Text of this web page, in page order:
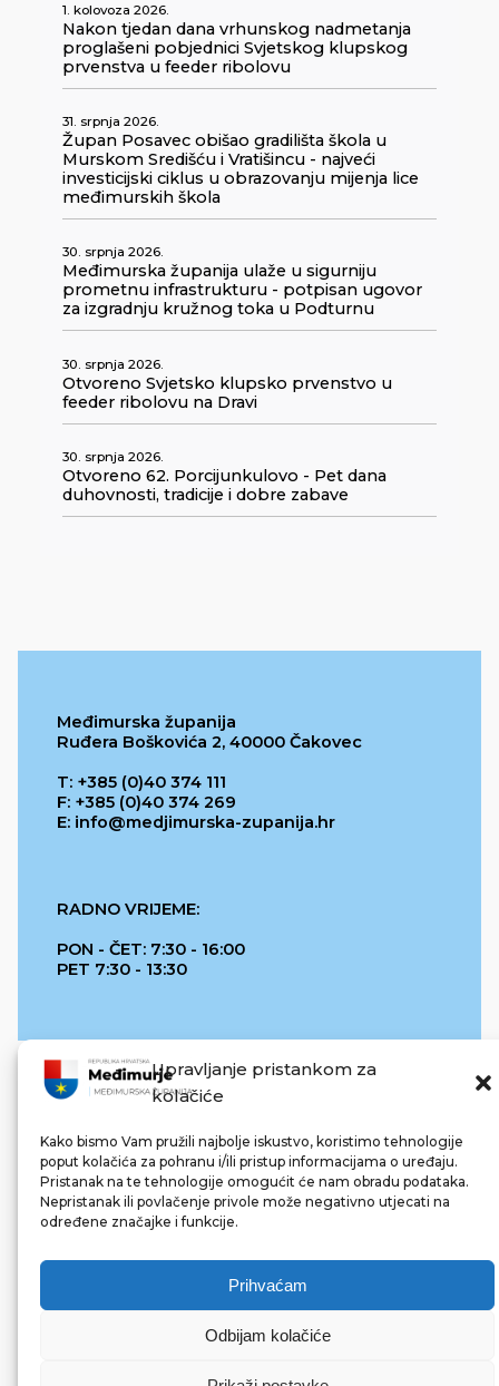
Upravljanje pristankom za
kolačiće
Kako bismo Vam pružili najbolje iskustvo, koristimo tehnologije
poput kolačića za pohranu i/ili pristup informacijama o uređaju.
Pristanak na te tehnologije omogućit će nam obradu podataka.
Nepristanak ili povlačenje privole može negativno utjecati na
određene značajke i funkcije.
Prihvaćam
Odbijam kolačiće
1. kolovoza 2026.
Nakon tjedan dana vrhunskog nadmetanja
proglašeni pobjednici Svjetskog klupskog
prvenstva u feeder ribolovu
31. srpnja 2026.
Župan Posavec obišao gradilišta škola u
Murskom Središću i Vratišincu - najveći
investicijski ciklus u obrazovanju mijenja lice
međimurskih škola
30. srpnja 2026.
Međimurska županija ulaže u sigurniju
prometnu infrastrukturu - potpisan ugovor
za izgradnju kružnog toka u Podturnu
30. srpnja 2026.
Otvoreno Svjetsko klupsko prvenstvo u
feeder ribolovu na Dravi
30. srpnja 2026.
Otvoreno 62. Porcijunkulovo - Pet dana
duhovnosti, tradicije i dobre zabave
Međimurska županija
Ruđera Boškovića 2, 40000 Čakovec
T: +385 (0)40 374 111
F: +385 (0)40 374 269
E: info@medjimurska-zupanija.hr
RADNO VRIJEME:
PON - ČET: 7:30 - 16:00
PET 7:30 - 13:30
REPUBLIKA HRVATSKA
© 2022 Međimurska županija. Sva prava pridržana.